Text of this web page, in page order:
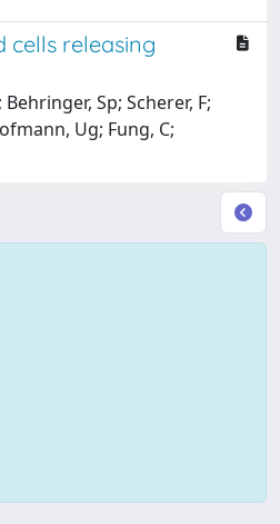
releasing
Sp; Scherer, F;
Ug; Fung, C;